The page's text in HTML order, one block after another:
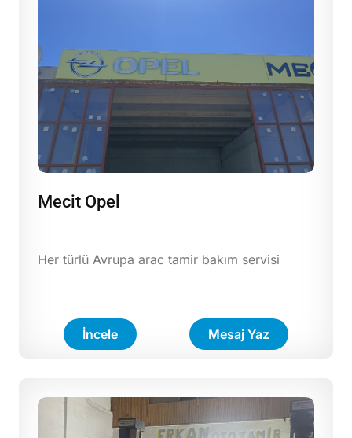
Mecit Opel
Her türlü Avrupa arac tamir bakım servisi
İncele Mesaj Yaz